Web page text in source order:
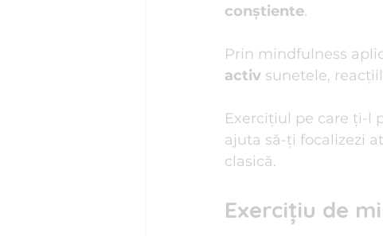
conștiente.
Prin mindfulness
activ sunetele,
Exercițiul pe care ți-l
ajuta să-ţi focalizezi
clasică.
Exercițiu de